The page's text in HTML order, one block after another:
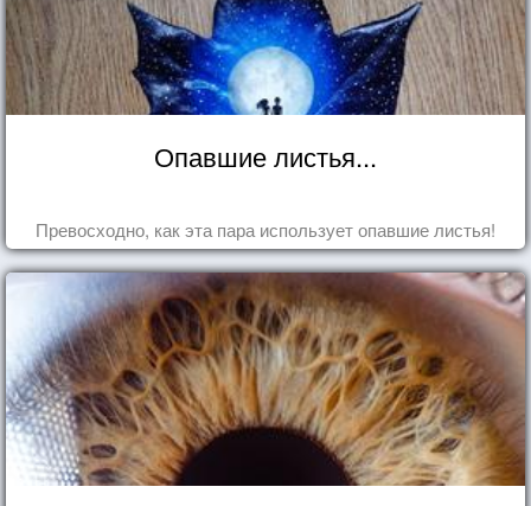
Опавшие листья...
Превосходно, как эта пара использует опавшие листья!